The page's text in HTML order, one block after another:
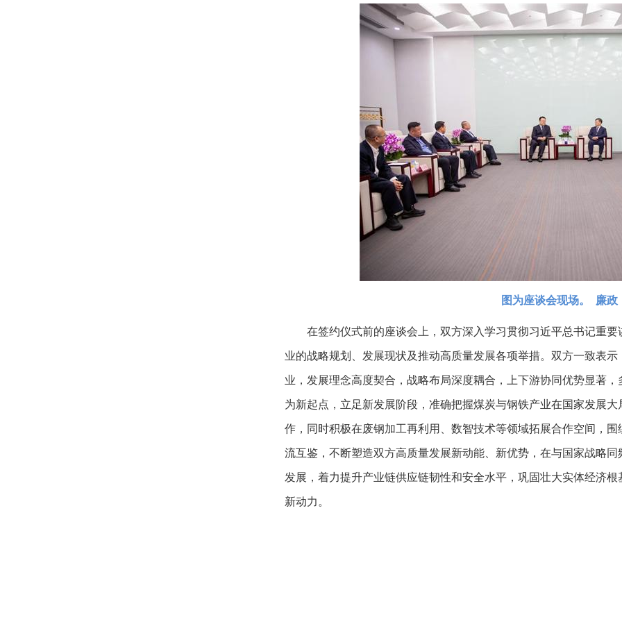
图为座谈会现场。 廉
在签约仪式前的座谈会上，双方深入学习贯彻习近平总书记重
业的战略规划、发展现状及推动高质量发展各项举措。双方一致表
业，发展理念高度契合，战略布局深度耦合，上下游协同优势显著
为新起点，立足新发展阶段，准确把握煤炭与钢铁产业在国家发展
作，同时积极在废钢加工再利用、数智技术等领域拓展合作空间，
流互鉴，不断塑造双方高质量发展新动能、新优势，在与国家战略
发展，着力提升产业链供应链韧性和安全水平，巩固壮大实体经济
新动力。